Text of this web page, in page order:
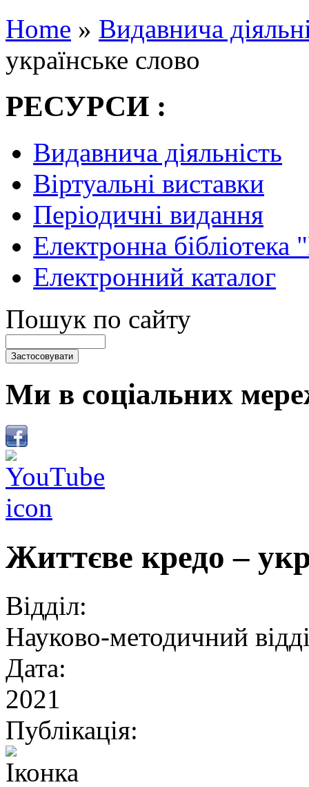
Home » Видавнича
українське слово
РЕСУРСИ :
Видавнича діяльність
Віртуальні виставки
Періодичні видання
Електронна
Електронний каталог
Пошук по сайту
Ми в соціальних
Життєве кредо –
Відділ:
Науково-методичний
Дата:
2021
Публікація: